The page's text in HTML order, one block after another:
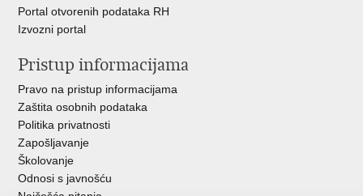
Portal otvorenih podataka RH
Izvozni portal
Pristup informacijama
Pravo na pristup informacijama
Zaštita osobnih podataka
Politika privatnosti
Zapošljavanje
Školovanje
Odnosi s javnošću